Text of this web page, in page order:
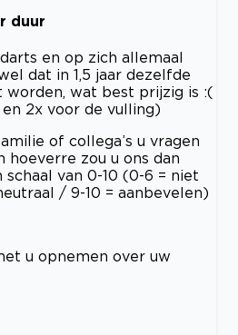
duur
en op zich allemaal
dat in 1,5 jaar dezelfde
worden, wat best prijzig is :(
2x voor de vulling)
of collega’s u vragen
hoeverre zou u ons dan
schaal van 0-10 (0-6 = niet
/ 9-10 = aanbevelen)
u opnemen over uw